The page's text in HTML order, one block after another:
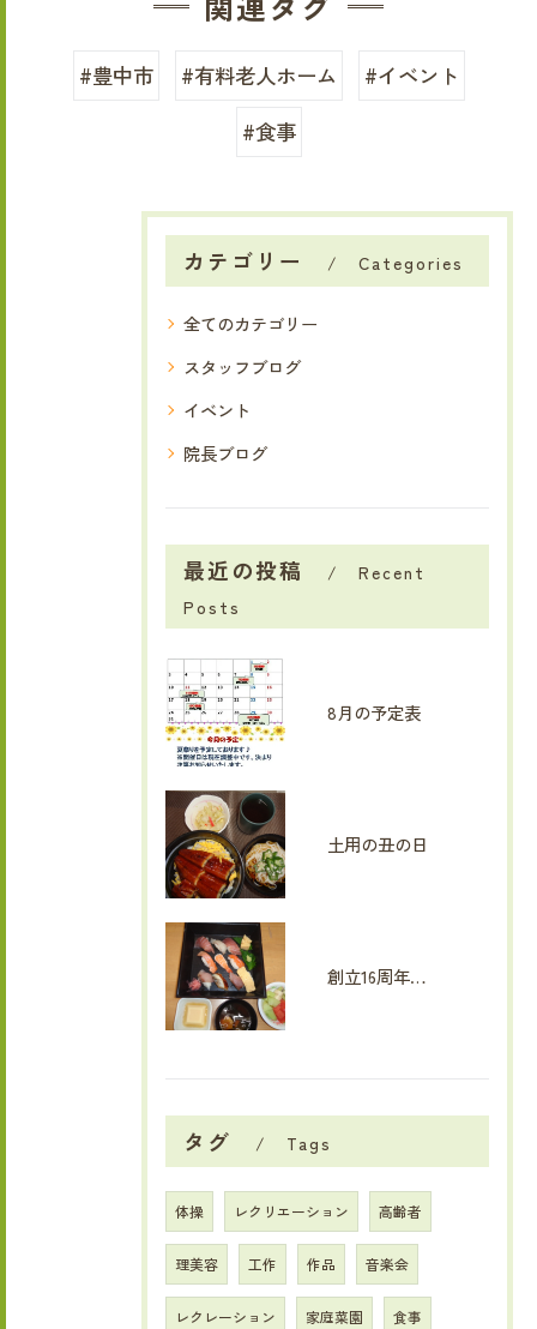
#豊中市 #有料老人ホーム
#イベント
#食事
カテゴリー Categories
全てのカテゴリー
スタッフブログ
イベント
院長ブログ
最近の投稿
Recent
Posts
8月の予定表
土用の丑の日
創立16周年イベント
タグ Tags
体操 レクリエーション 高齢者
理美容 工作 作品 音楽会
レクレーション 家庭菜園 食事